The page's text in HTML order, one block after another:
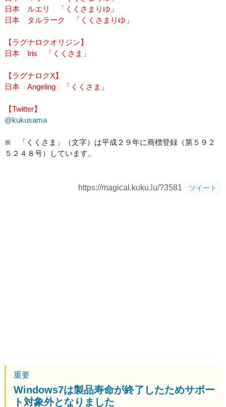
日本 ルエリ 「くくさまりゆ」
日本 タルラーク 「くくさまりゆ」
【ラグナロクオリジン】
日本 Iris 「くくさま」
【ラグナロクX】
日本 Angeling 「くくさま」
【Twitter】
@kukusama
※ 「くくさま」（文字）は平成２９年に商標登録（第５９２
５２４８号）しています。
https://magical.kuku.lu/?3581 ツイート
重要
Windows7は製品寿命が終了したためサポー
ト対象外となりました